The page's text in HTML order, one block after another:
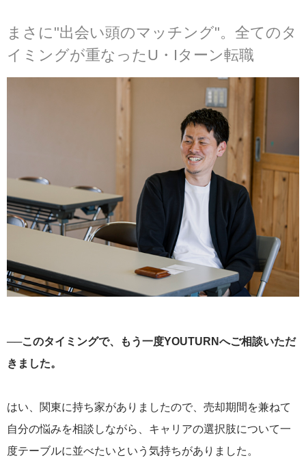
まさに"出会い頭のマッチング"。全てのタ
イミングが重なったU・Iターン転職
──このタイミングで、もう一度YOUTURNへご相談いただ
きました。
はい、関東に持ち家がありましたので、売却期間を兼ねて
自分の悩みを相談しながら、キャリアの選択肢について一
度テーブルに並べたいという気持ちがありました。